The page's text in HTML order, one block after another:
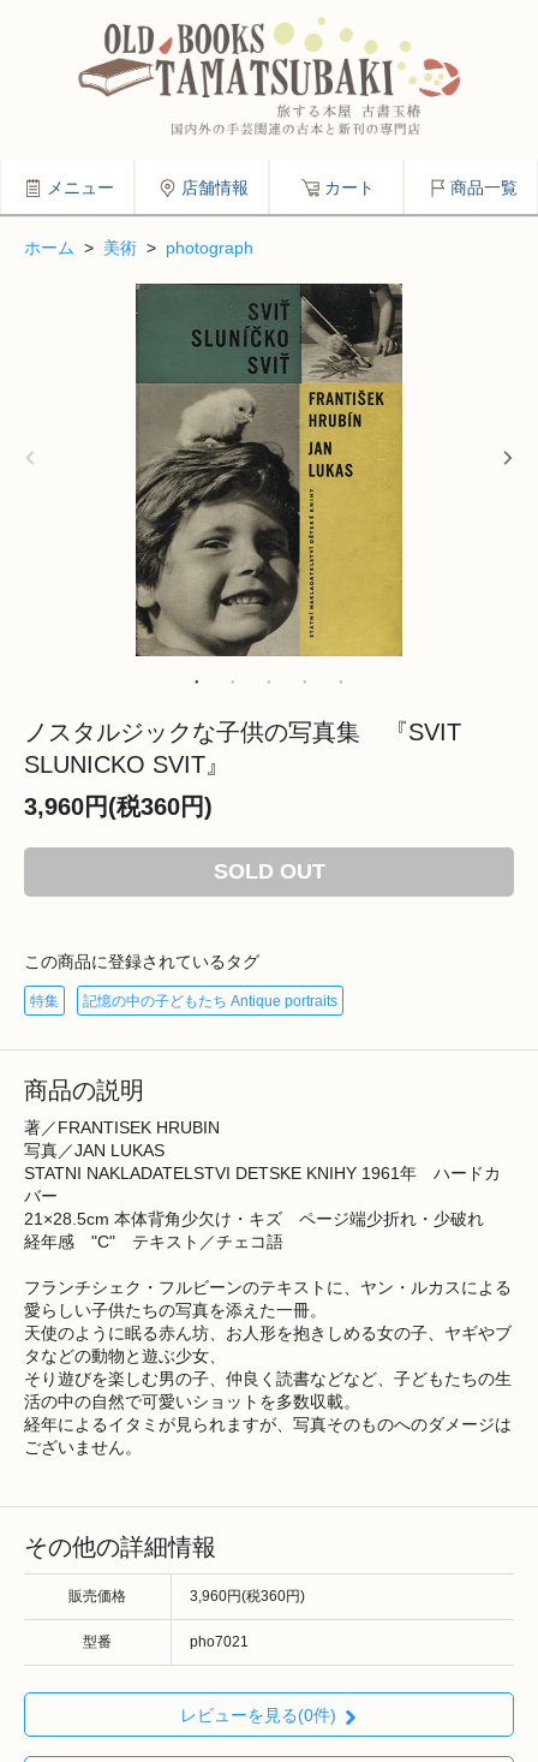
メニュー 店舗情報 カート 商品一覧
ホーム > 美術 > photograph
ノスタルジックな子供の写真集 『SVIT
SLUNICKO SVIT』
3,960円(税360円)
SOLD OUT
この商品に登録されているタグ
特集 記憶の中の子どもたち Antique portraits
商品の説明
著／FRANTISEK HRUBIN
写真／JAN LUKAS
STATNI NAKLADATELSTVI DETSKE KNIHY 1961年 ハードカ
バー
21×28.5cm 本体背角少欠け・キズ ページ端少折れ・少破れ
経年感 "C" テキスト／チェコ語
フランチシェク・フルビーンのテキストに、ヤン・ルカスによる
愛らしい子供たちの写真を添えた一冊。
天使のように眠る赤ん坊、お人形を抱きしめる女の子、ヤギやブ
タなどの動物と遊ぶ少女、
そり遊びを楽しむ男の子、仲良く読書などなど、子どもたちの生
活の中の自然で可愛いショットを多数収載。
経年によるイタミが見られますが、写真そのものへのダメージは
ございません。
その他の詳細情報
販売価格 3,960円(税360円)
型番 pho7021
レビューを見る(0件)